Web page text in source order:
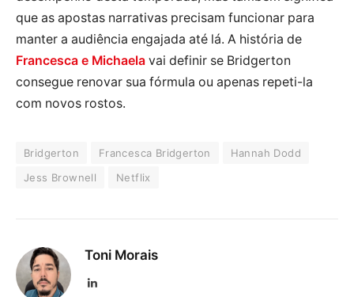
que as apostas narrativas precisam funcionar para
manter a audiência engajada até lá. A história de
Francesca e Michaela vai definir se Bridgerton
consegue renovar sua fórmula ou apenas repeti-la
com novos rostos.
Bridgerton Francesca Bridgerton
Hannah Dodd
Jess Brownell
Netflix
Toni Morais
LinkedIn